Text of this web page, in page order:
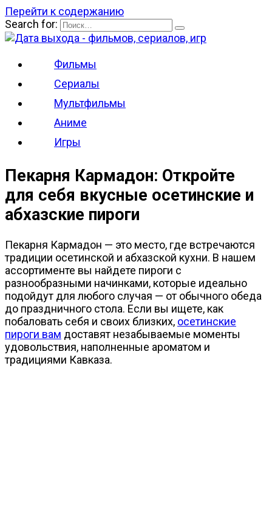
Перейти к содержанию
Search for:
Фильмы
Сериалы
Мультфильмы
Аниме
Игры
Пекарня Кармадон: Откройте
для себя вкусные осетинские и
абхазские пироги
Пекарня Кармадон — это место, где встречаются
традиции осетинской и абхазской кухни. В нашем
ассортименте вы найдете пироги с
разнообразными начинками, которые идеально
подойдут для любого случая — от обычного обеда
до праздничного стола. Если вы ищете, как
побаловать себя и своих близких, осетинские
пироги вам доставят незабываемые моменты
удовольствия, наполненные ароматом и
традициями Кавказа.